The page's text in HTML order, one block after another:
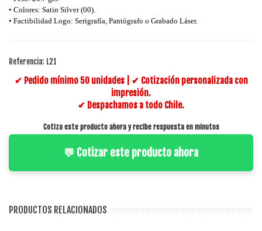
• Colores: Satin Silver (00).
• Factibilidad Logo: Serigrafía, Pantógrafo o Grabado Láser.
Referencia: L21
✔ Pedido mínimo 50 unidades | ✔ Cotización personalizada con
impresión.
✔ Despachamos a todo Chile.
Cotiza este producto ahora y recibe respuesta en minutos
💬 Cotizar este producto ahora
PRODUCTOS RELACIONADOS